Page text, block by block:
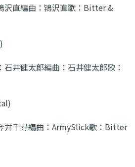
沢直編曲： 鴇沢直歌： Bitter &
石井健太郎編曲： 石井健太郎歌：
井千尋編曲： ArmySlick歌： Bitter